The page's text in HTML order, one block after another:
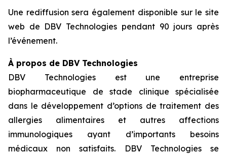
Une rediffusion sera également disponible sur le site
web de DBV Technologies pendant 90 jours après
l’événement.
À propos de DBV Technologies
DBV Technologies est une entreprise
biopharmaceutique de stade clinique spécialisée
dans le développement d’options de traitement des
allergies alimentaires et autres affections
immunologiques ayant d’importants besoins
médicaux non satisfaits. DBV Technologies se